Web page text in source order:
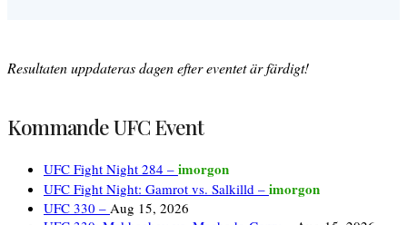
Resultaten uppdateras dagen efter eventet är färdigt!
Kommande UFC Event
UFC Fight Night 284 – imorgon
UFC Fight Night: Gamrot vs. Salkilld – imorgon
UFC 330 – Aug 15, 2026